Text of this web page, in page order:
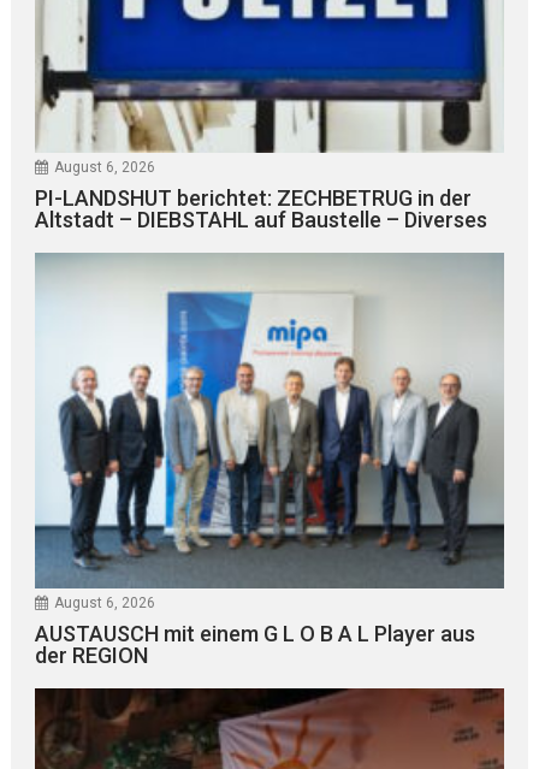
August 6, 2026
PI-LANDSHUT berichtet: ZECHBETRUG in der
Altstadt – DIEBSTAHL auf Baustelle – Diverses
August 6, 2026
AUSTAUSCH mit einem G L O B A L Player aus
der REGION